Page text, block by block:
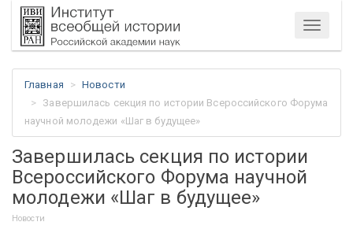
Меню
Главная
Новости
Завершилась секция по истории Всероссийского Форума
научной молодежи «Шаг в будущее»
Завершилась секция по истории
Всероссийского Форума научной
молодежи «Шаг в будущее»
Новости